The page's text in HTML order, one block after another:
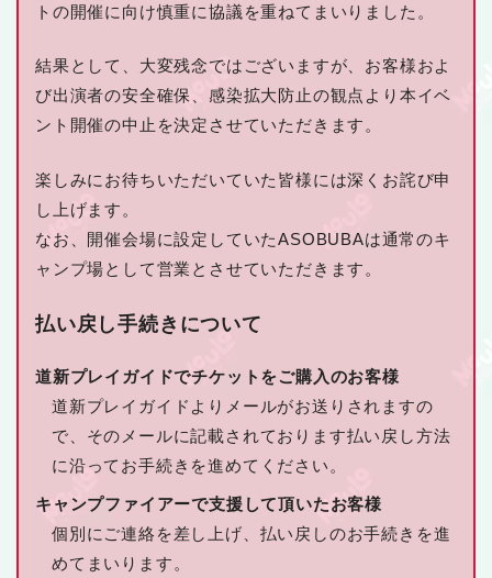
トの開催に向け慎重に協議を重ねてまいりました。
結果として、大変残念ではございますが、お客様およ
び出演者の安全確保、感染拡大防止の観点より本イベ
ント開催の中止を決定させていただきます。
楽しみにお待ちいただいていた皆様には深くお詫び申
し上げます。
なお、開催会場に設定していたASOBUBAは通常のキ
ャンプ場として営業とさせていただきます。
払い戻し手続きについて
道新プレイガイドでチケットをご購入のお客様
道新プレイガイドよりメールがお送りされますの
で、そのメールに記載されております払い戻し方法
に沿ってお手続きを進めてください。
キャンプファイアーで支援して頂いたお客様
個別にご連絡を差し上げ、払い戻しのお手続きを進
めてまいります。